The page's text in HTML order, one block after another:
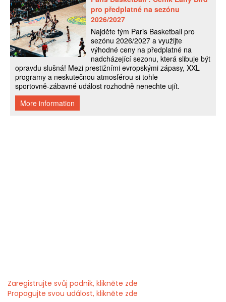
Zaregistrujte svůj podnik, klikněte zde
Propagujte svou událost, klikněte zde